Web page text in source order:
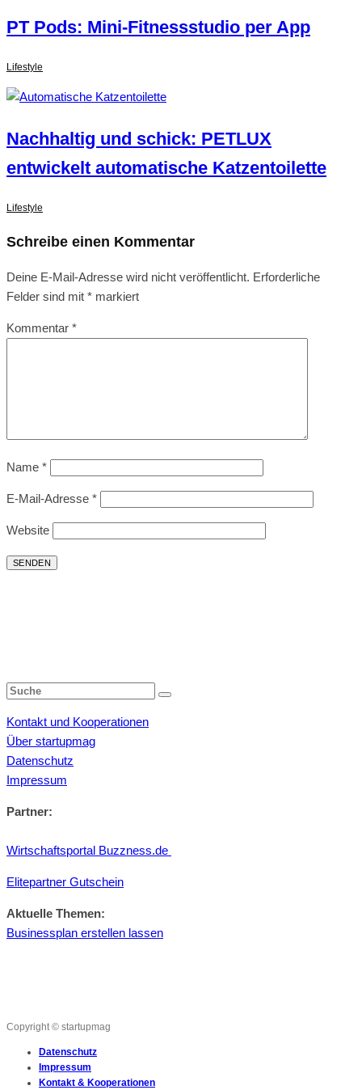
PT Pods: Mini-Fitnessstudio per App
Lifestyle
Nachhaltig und schick: PETLUX
entwickelt automatische Katzentoilette
Lifestyle
Schreibe einen Kommentar
Deine E-Mail-Adresse wird nicht veröffentlicht. Erforderliche
Felder sind mit * markiert
Kommentar *
Name *
E-Mail-Adresse *
Website
Kontakt und Kooperationen
Über startupmag
Datenschutz
Impressum
Partner:
Wirtschaftsportal Buzzness.de
Elitepartner Gutschein
Aktuelle Themen:
Businessplan erstellen lassen
Copyright © startupmag
Datenschutz
Impressum
Kontakt & Kooperationen